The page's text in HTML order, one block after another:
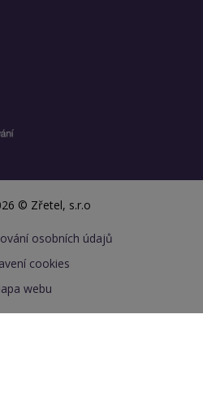
© Zřetel, s.r.o
osobních údajů
cookies
webu